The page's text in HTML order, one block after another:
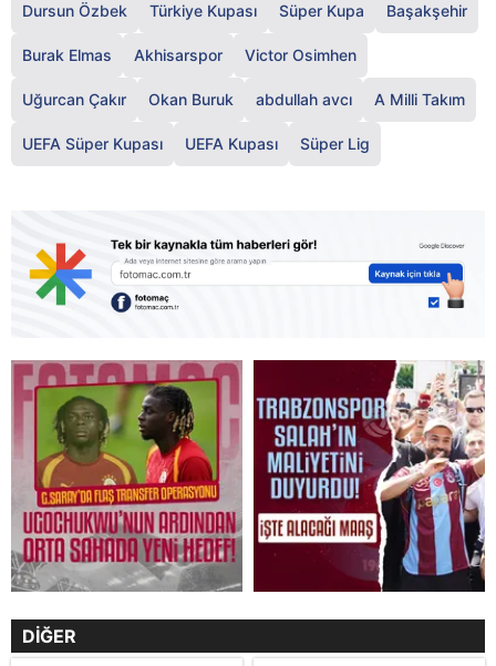
Dursun Özbek Türkiye Kupası Süper Kupa Başakşehir
Burak Elmas Akhisarspor Victor Osimhen
Uğurcan Çakır Okan Buruk abdullah avcı A Milli Takım
UEFA Süper Kupası UEFA Kupası Süper Lig
DİĞER